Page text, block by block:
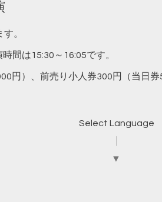
。
間は15:30～16:05です。
円）、前売り小人券300円（当日券
Select Language
▼